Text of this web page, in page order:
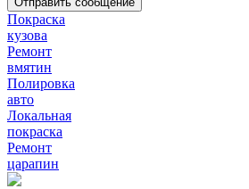
Покраска
кузова
Ремонт
вмятин
Полировка
авто
Локальная
покраска
Ремонт
царапин